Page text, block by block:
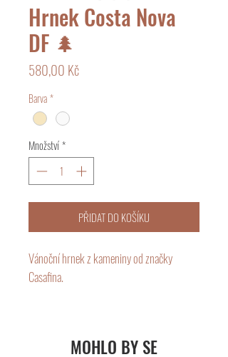
Hrnek Costa Nova
DF 🌲
580,00 KčCena
Barva*
Množství*
PŘIDAT DO KOŠÍKU
Vánoční hrnek z kameniny od značky
Casafina.
vyráběné v Portugalsku. Design výrobků je
MOHLO BY SE